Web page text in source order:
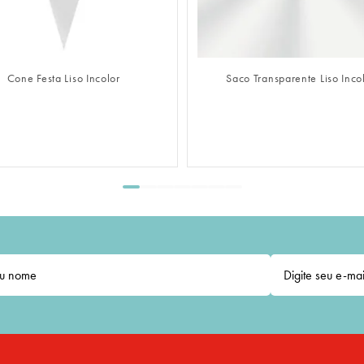
FAZER LOGIN
Saco Transparente Liso Incolor Saco Adesivado Transparente